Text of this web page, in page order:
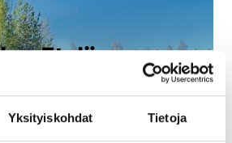
Yk­si­tyis­koh­dat Tie­to­ja
– Etelä-​
su­kel­lus­koh­